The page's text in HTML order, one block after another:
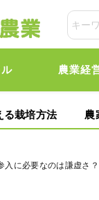
農業経
る栽培方法 農
入に必要なのは謙虚さ